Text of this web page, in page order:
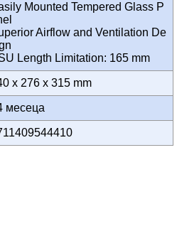
Mounted Tempered Glass P
Airflow and Ventilation De
Length Limitation: 165 mm
x 276 x 315 mm
месеца